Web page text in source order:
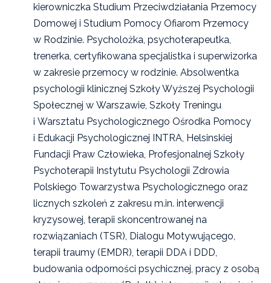
kierowniczka Studium Przeciwdziałania Przemocy
Domowej i Studium Pomocy Ofiarom Przemocy
w Rodzinie. Psycholożka, psychoterapeutka,
trenerka, certyfikowana specjalistka i superwizorka
w zakresie przemocy w rodzinie. Absolwentka
psychologii klinicznej Szkoły Wyższej Psychologii
Społecznej w Warszawie, Szkoły Treningu
i Warsztatu Psychologicznego Ośrodka Pomocy
i Edukacji Psychologicznej INTRA, Helsinskiej
Fundacji Praw Człowieka, Profesjonalnej Szkoły
Psychoterapii Instytutu Psychologii Zdrowia
Polskiego Towarzystwa Psychologicznego oraz
licznych szkoleń z zakresu m.in. interwencji
kryzysowej, terapii skoncentrowanej na
rozwiązaniach (TSR), Dialogu Motywującego,
terapii traumy (EMDR), terapii DDA i DDD,
budowania odporności psychicznej, pracy z osobą